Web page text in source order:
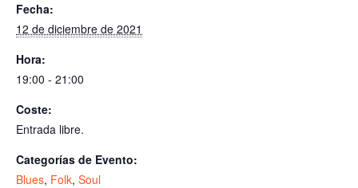
A
Fecha:
12 de diciembre de 2021
Hora:
19:00 - 21:00
Coste:
Entrada libre.
Categorías de Evento:
Blues, Folk, Soul